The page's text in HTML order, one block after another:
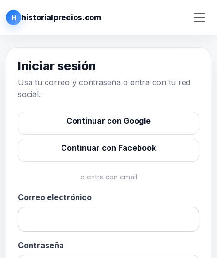
H historialprecios.com
Iniciar sesión
Usa tu correo y contraseña o entra con tu red
social.
Continuar con Google
Continuar con Facebook
o entra con email
Correo electrónico
Contraseña